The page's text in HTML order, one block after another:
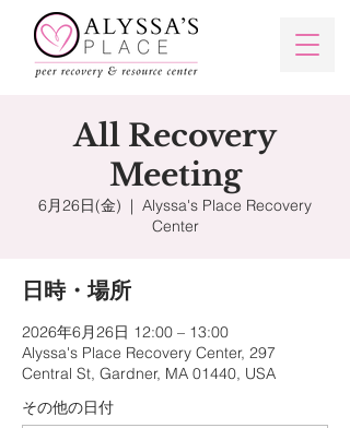
All Recovery
Meeting
6月26日(金)
  |
Alyssa's Place Recovery
Center
日時・場所
2026年6月26日 12:00 – 13:00
Alyssa's Place Recovery Center, 297
Central St, Gardner, MA 01440, USA
その他の日付